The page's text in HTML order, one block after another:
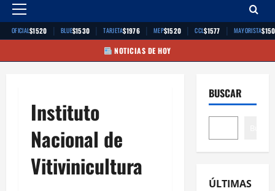
Menú
principal
OFICIAL$1520 | BLUE$1530 | TARJETA$1976 | MEP$1520 | CCL$1577 | MAYORISTA
NOTICIAS DE HOY
Instituto
Nacional de
Vitivinicultura
BUSCAR
ÚLTIMAS